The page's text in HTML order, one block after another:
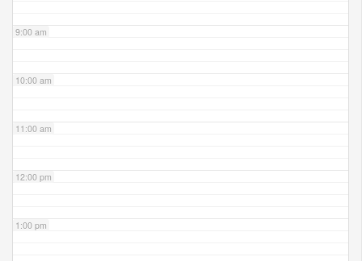
9:00 am
10:00 am
11:00 am
12:00 pm
1:00 pm